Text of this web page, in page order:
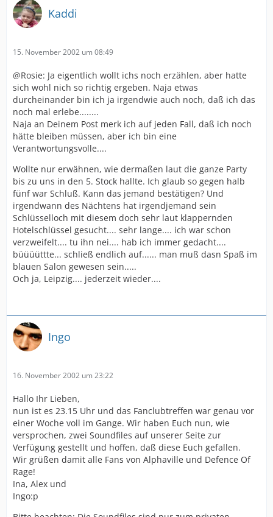
Kaddi
15. November 2002 um 08:49
@Rosie: Ja eigentlich wollt ichs noch erzählen, aber hatte
sich wohl nich so richtig ergeben. Naja etwas
durcheinander bin ich ja irgendwie auch noch, daß ich das
noch mal erlebe........
Naja an Deinem Post merk ich auf jeden Fall, daß ich noch
hätte bleiben müssen, aber ich bin eine
Verantwortungsvolle....
Wollte nur erwähnen, wie dermaßen laut die ganze Party
bis zu uns in den 5. Stock hallte. Ich glaub so gegen halb
fünf war Schluß. Kann das jemand bestätigen? Und
irgendwann des Nächtens hat irgendjemand sein
Schlüsselloch mit diesem doch sehr laut klappernden
Hotelschlüssel gesucht.... sehr lange.... ich war schon
verzweifelt.... tu ihn nei.... hab ich immer gedacht....
büüüüttte... schließ endlich auf...... man muß dasn Spaß im
blauen Salon gewesen sein.....
Och ja, Leipzig.... jederzeit wieder....
Ingo
16. November 2002 um 23:22
Hallo Ihr Lieben,
nun ist es 23.15 Uhr und das Fanclubtreffen war genau vor
einer Woche voll im Gange. Wir haben Euch nun, wie
versprochen, zwei Soundfiles auf unserer Seite zur
Verfügung gestellt und hoffen, daß diese Euch gefallen.
Wir grüßen damit alle Fans von Alphaville und Defence Of
Rage!
Ina, Alex und
Ingo:p